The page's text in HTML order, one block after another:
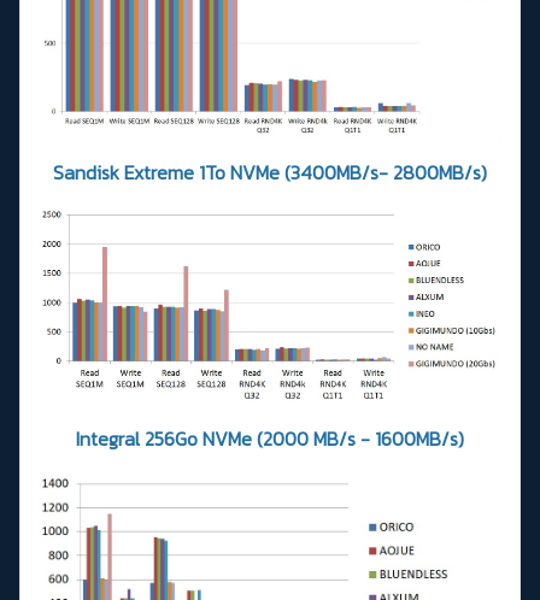
Sandisk Extreme 1To NVMe (3400MB/s- 2800MB/s)
Integral 256Go NVMe(2000 MB/s - 1600MB/s)